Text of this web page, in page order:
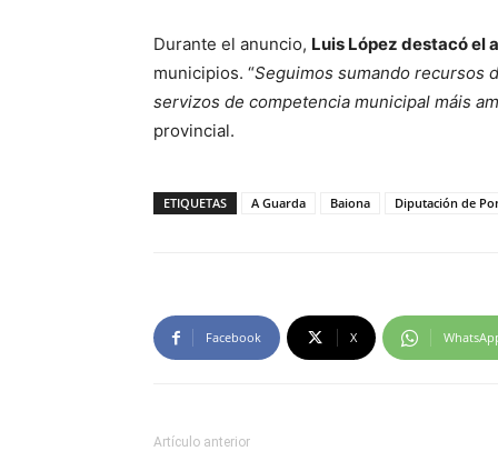
Durante el anuncio, Luis López destacó el
municipios. “Seguimos sumando recursos
servizos de competencia municipal máis
provincial.
ETIQUETAS A Guarda Baiona Diputación de
Facebook X
Artículo anterior